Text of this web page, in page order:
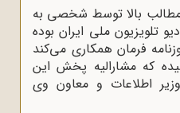
بالا توسط شخصی به
تلویزیون ملی ایران بوده
فرمان همکاری می‌کند
که مشارالیه پخش این
اطلاعات و معاون وی